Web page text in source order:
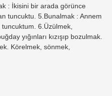
: İkisini bir arada görünce
tuncuktu. 5.Bunalmak : Annem
6.Üzülmek,
yığınları kızışıp bozulmak.
Körelmek, sönmek,